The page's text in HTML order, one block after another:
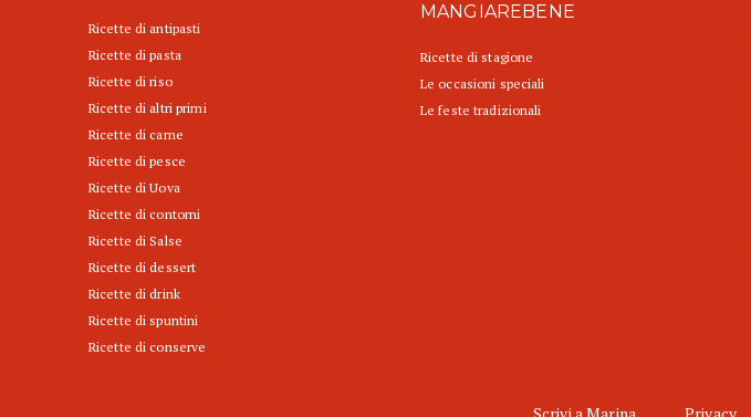
Ricette di antipasti
Ricette di pasta
Ricette di riso
Ricette di altri primi
Ricette di carne
Ricette di pesce
Ricette di Uova
Ricette di contorni
Ricette di Salse
Ricette di dessert
Ricette di drink
Ricette di spuntini
Ricette di conserve
MANGIAREBENE
Ricette di stagione
Le occasioni speciali
Le feste tradizionali